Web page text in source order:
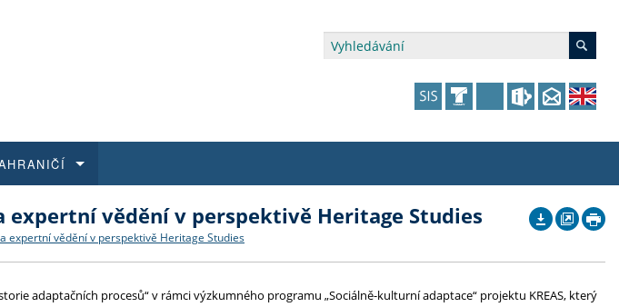
Pro média a veřejnost
Knihovna
Kurzy dalšího vzdělávání
Programy s mikrocertifikátem
Kurzy dalšího vzdělávání
Studující se specifickými potřebami
Transfer & Impact Office
Vědecké ceny a fondy
Přijíždějící zaměstnanci
Mimofakultní financování výjezdů
vědění v perspektivě Heritage Studies
expertní vědění v perspektivě Heritage Studies
adaptačních procesů“ v rámci výzkumného programu „Sociálně-kulturní adaptace“ projektu KREAS, který